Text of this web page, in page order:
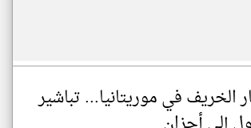
الخريف في موريتانيا... تباشير